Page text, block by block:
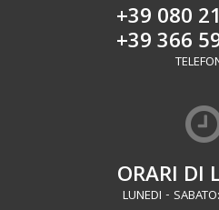
+39 080
+39 366
ORARI DI
LUNEDI -